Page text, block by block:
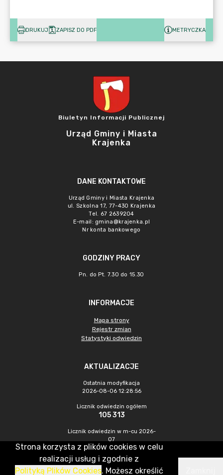
DRUKUJ ZAPISZ DO PDF METRYCZKA
Biuletyn Informacji Publicznej
Urząd Gminy i Miasta
Krajenka
DANE KONTAKTOWE
Urząd Gminy i Miasta Krajenka
ul. Szkolna 17, 77-430 Krajenka
Tel. 67 2639204
E-mail: gmina@krajenka.pl
Nr konta bankowego
GODZINY PRACY
Pn. do Pt. 7.30 do 15.30
INFORMACJE
Mapa strony
Rejestr zmian
Statystyki odwiedzin
AKTUALIZACJE
Ostatnia modyfikacja
2026-08-06 12:28:56
Licznik odwiedzin ogółem
105 313
Licznik odwiedzin w m-cu 2026-
07
689
CMS & Hosting: Nefeni Sp. z o.o.
Strona korzysta z plików cookies w celu
realizacji usług i zgodnie z
Polityką Plików Cookies. Możesz określić